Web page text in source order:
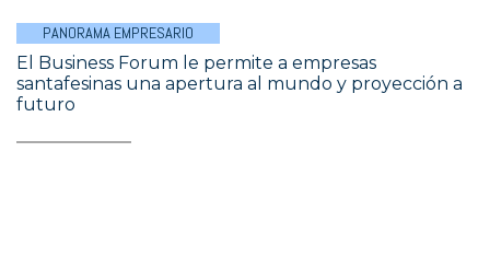
PANORAMA EMPRESARIO
El Business Forum le permite a empresas
santafesinas una apertura al mundo y proyección a
futuro